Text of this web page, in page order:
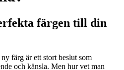
färgen till din
färg är ett stort beslut som
och känsla. Men hur vet man